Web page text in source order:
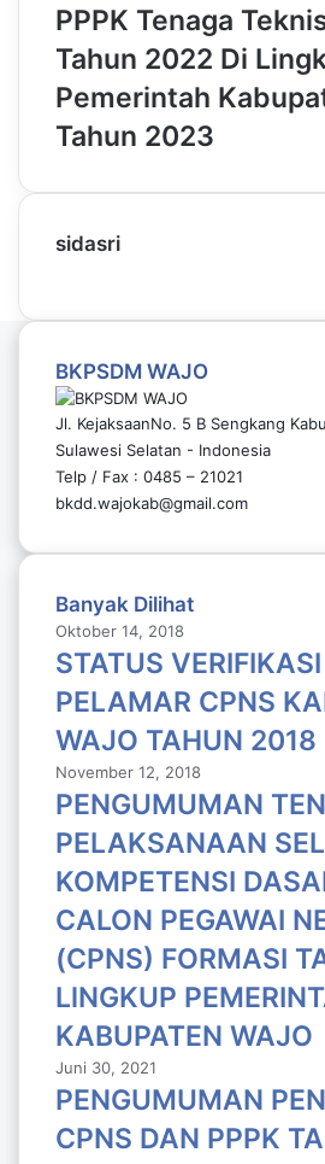
PPPK Tenaga
Tahun 2022 Di
Pemerintah
Tahun 2023
sidasri
BKPSDM WAJO
Jl. KejaksaanNo. 5 B Sengkang
Sulawesi Selatan - Indonesia
Telp / Fax : 0485 – 21021
bkdd.wajokab@gmail.com
Banyak Dilihat
Oktober 14, 2018
STATUS
PELAMAR CPNS
WAJO TAHUN 2018
November 12, 2018
PENGUMUMAN
PELAKSANAAN
KOMPETENSI
CALON PEGAWAI
(CPNS) FORMASI
LlNGKUP
KABUPATEN WAJO
Juni 30, 2021
PENGUMUMAN
CPNS DAN PPPK